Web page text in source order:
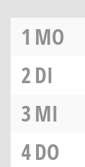
1 MO
2DI
3MI
4DO